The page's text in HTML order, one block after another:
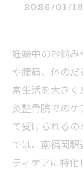
2026/01/18
妊娠中のお悩み
や腰痛、体の
常生活を大き
灸整骨院での
で受けられる
では、南福岡
ティケアに特